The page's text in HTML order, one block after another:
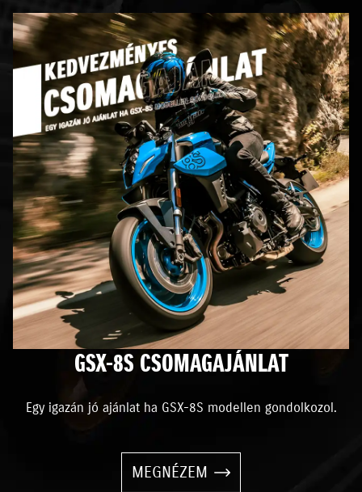
GSX-8S CSOMAGAJÁNLAT
Egy igazán jó ajánlat ha GSX-8S modellen gondolkozol.
MEGNÉZEM